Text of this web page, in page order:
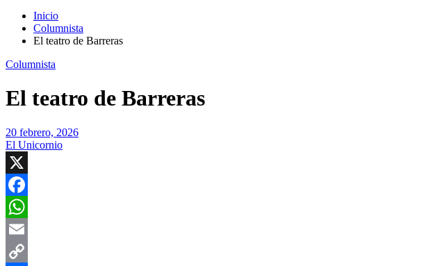
Inicio
Columnista
El teatro de Barreras
Columnista
El teatro de Barreras
20 febrero, 2026
El Unicornio
X
Facebook
WhatsApp
Email